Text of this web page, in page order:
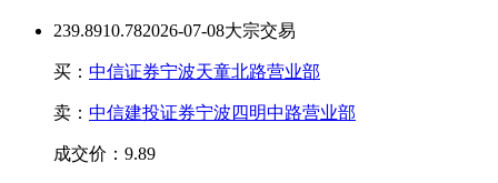
239.8910.782026-07-08大宗交易
买： 中信证券宁波天童北路营业部
卖： 中信建投证券宁波四明中路营业部
成交价：9.89